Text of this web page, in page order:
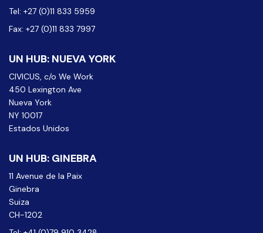
Tel: +27 (0)11 833 5959
Fax: +27 (0)11 833 7997
UN HUB: NUEVA YORK
CIVICUS, c/o We Work
450 Lexington Ave
Nueva York
NY 10017
Estados Unidos
UN HUB: GINEBRA
11 Avenue de la Paix
Ginebra
Suiza
CH-1202